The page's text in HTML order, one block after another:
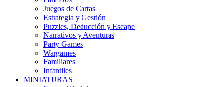
Juegos de Cartas
Estrategia y Gestión
Puzzles, Deducción y Escape
Narrativos y Aventuras
Party Games
Wargames
Familiares
Infantiles
MINIATURAS